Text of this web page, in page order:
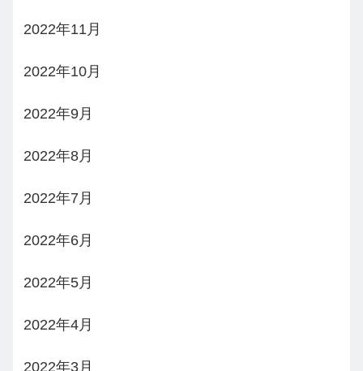
2022年11月
2022年10月
2022年9月
2022年8月
2022年7月
2022年6月
2022年5月
2022年4月
2022年3月